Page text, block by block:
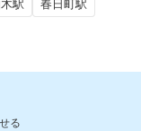
駅
春日町駅
る